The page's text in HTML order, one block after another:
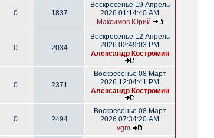
0 1837
Воскресенье 19 Апрель
2026 01:14:40 AM
Максимов Юрий
0 2034
Воскресенье 12 Апрель
2026 02:49:03 PM
Александр Костромин
0 2371
Воскресенье 08 Март
2026 12:04:41 PM
Александр Костромин
0 2494
Воскресенье 08 Март
2026 07:34:20 AM
vgm